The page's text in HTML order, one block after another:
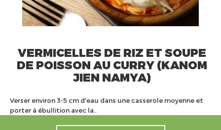
VERMICELLES DE RIZ ET SOUPE
DE POISSON AU CURRY (KANOM
JIEN NAMYA)
Verser environ 3-5 cm d'eau dans une casserole moyenne et
porter à ébullition avec la..